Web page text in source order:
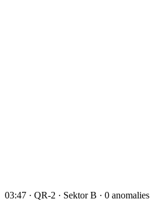
03:47 · QR-2 · Sektor B · 0 anomalies